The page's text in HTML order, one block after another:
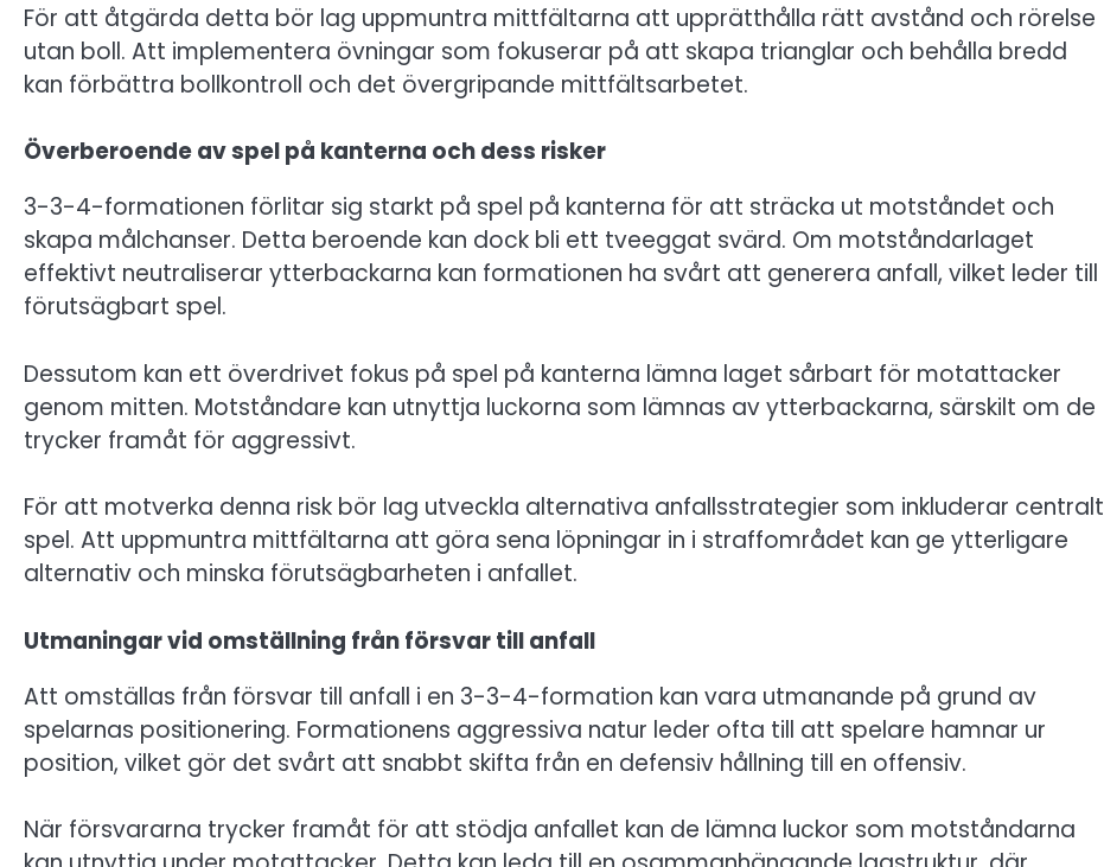
För att åtgärda detta bör lag uppmuntra mittfältarna att upprätthålla rätt avstånd och rörelse
utan boll. Att implementera övningar som fokuserar på att skapa trianglar och behålla bredd
kan förbättra bollkontroll och det övergripande mittfältsarbetet.
Överberoende av spel på kanterna och dess risker
3-3-4-formationen förlitar sig starkt på spel på kanterna för att sträcka ut motståndet och
skapa målchanser. Detta beroende kan dock bli ett tveeggat svärd. Om motståndarlaget
effektivt neutraliserar ytterbackarna kan formationen ha svårt att generera anfall, vilket leder till
förutsägbart spel.
Dessutom kan ett överdrivet fokus på spel på kanterna lämna laget sårbart för motattacker
genom mitten. Motståndare kan utnyttja luckorna som lämnas av ytterbackarna, särskilt om de
trycker framåt för aggressivt.
För att motverka denna risk bör lag utveckla alternativa anfallsstrategier som inkluderar centralt
spel. Att uppmuntra mittfältarna att göra sena löpningar in i straffområdet kan ge ytterligare
alternativ och minska förutsägbarheten i anfallet.
Utmaningar vid omställning från försvar till anfall
Att omställas från försvar till anfall i en 3-3-4-formation kan vara utmanande på grund av
spelarnas positionering. Formationens aggressiva natur leder ofta till att spelare hamnar ur
position, vilket gör det svårt att snabbt skifta från en defensiv hållning till en offensiv.
När försvararna trycker framåt för att stödja anfallet kan de lämna luckor som motståndarna